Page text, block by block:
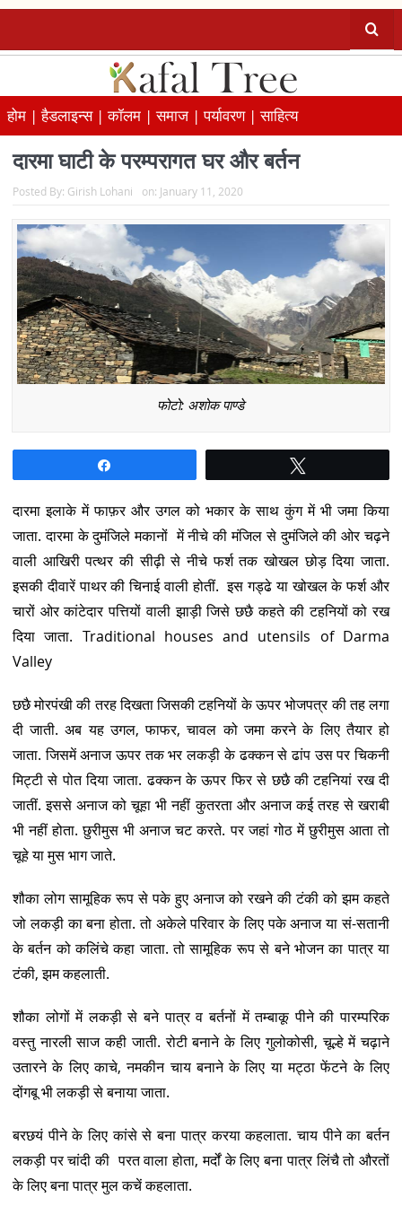
होम |हैडलाइन्स |कॉलम |समाज |पर्यावरण |साहित्य
दारमा घाटी के परम्परागत घर और बर्तन
Posted By: Girish Lohani on: January 11, 2020
फोटो: अशोक पाण्डे
दारमा इलाके में फाफ़र और उगल को भकार के साथ कुंग में भी जमा किया
जाता. दारमा के दुमंजिले मकानों में नीचे की मंजिल से दुमंजिले की ओर चढ़ने
वाली आखिरी पत्थर की सीढ़ी से नीचे फर्श तक खोखल छोड़ दिया जाता.
इसकी दीवारें पाथर की चिनाई वाली होतीं. इस गड्ढे या खोखल के फर्श और
चारों ओर कांटेदार पत्तियों वाली झाड़ी जिसे छछै कहते की टहनियों को रख
दिया जाता. Traditional houses and utensils of Darma
Valley
छछै मोरपंखी की तरह दिखता जिसकी टहनियों के ऊपर भोजपत्र की तह लगा
दी जाती. अब यह उगल, फाफर, चावल को जमा करने के लिए तैयार हो
जाता. जिसमें अनाज ऊपर तक भर लकड़ी के ढक्कन से ढांप उस पर चिकनी
मिट्टी से पोत दिया जाता. ढक्कन के ऊपर फिर से छछै की टहनियां रख दी
जातीं. इससे अनाज को चूहा भी नहीं कुतरता और अनाज कई तरह से खराबी
भी नहीं होता. छुरीमुस भी अनाज चट करते. पर जहां गोठ में छुरीमुस आता तो
चूहे या मुस भाग जाते.
शौका लोग सामूहिक रूप से पके हुए अनाज को रखने की टंकी को झम कहते
जो लकड़ी का बना होता. तो अकेले परिवार के लिए पके अनाज या सं-सतानी
के बर्तन को कलिंचे कहा जाता. तो सामूहिक रूप से बने भोजन का पात्र या
टंकी, झम कहलाती.
शौका लोगों में लकड़ी से बने पात्र व बर्तनों में तम्बाकू पीने की पारम्परिक
वस्तु नारली साज कही जाती. रोटी बनाने के लिए गुलोकोसी, चूल्हे में चढ़ाने
उतारने के लिए काचे, नमकीन चाय बनाने के लिए या मट्ठा फेंटने के लिए
दोंगबू भी लकड़ी से बनाया जाता.
बरछयं पीने के लिए कांसे से बना पात्र करया कहलाता. चाय पीने का बर्तन
लकड़ी पर चांदी की परत वाला होता, मर्दों के लिए बना पात्र लिंचै तो औरतों
के लिए बना पात्र मुल कचें कहलाता.